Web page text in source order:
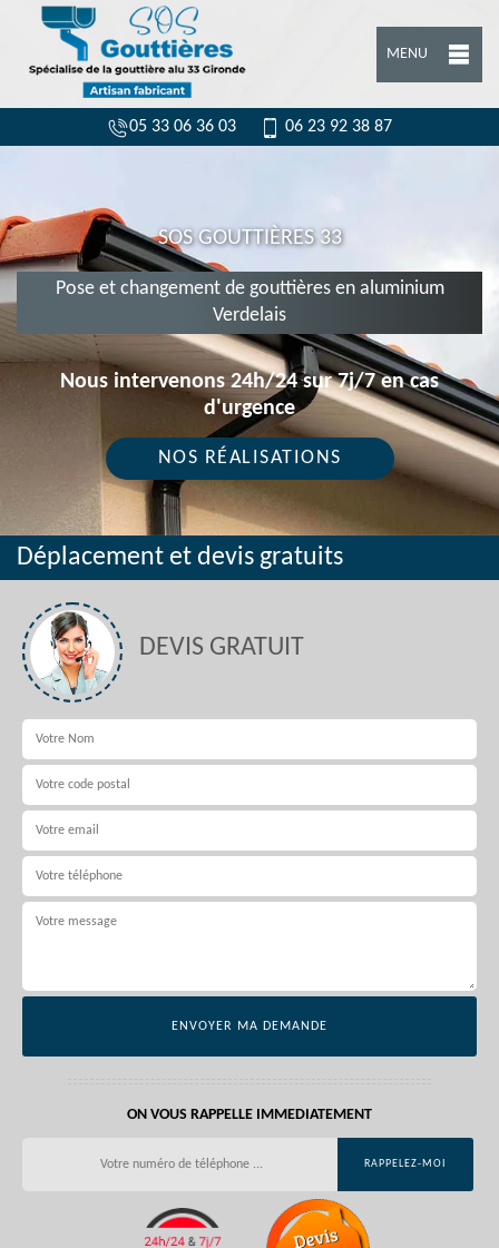
MENU
05 33 06 36 03 06 23 92 38 87
SOS GOUTTIÈRES 33
Pose et changement de gouttières en aluminium
Verdelais
Nous intervenons 24h/24 sur 7j/7 en cas
d'urgence
NOS RÉALISATIONS
Déplacement et devis gratuits
DEVIS GRATUIT
ON VOUS RAPPELLE IMMEDIATEMENT